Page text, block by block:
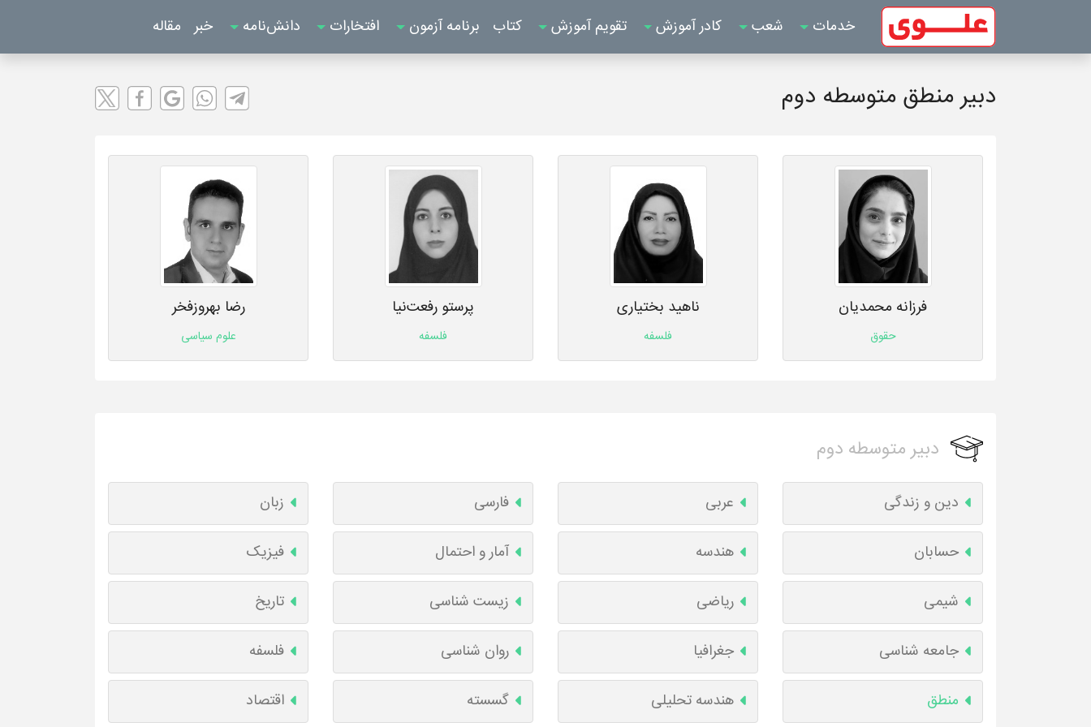
خدمات شعب کادر آموزش تقویم آموزش کتاب برنامه آزمون افتخارات دانش‌نامه خبر مقاله
دبیر منطق متوسطه دوم
فرزانه محمدیان
حقوق
ناهید بختیاری
فلسفه
پرستو رفعت‌نیا
فلسفه
رضا بهروزفخر
علوم سیاسی
دبیر متوسطه دوم
دین و زندگی عربی فارسی زبان
حسابان هندسه آمار و احتمال فیزیک
شیمی ریاضی زیست شناسی تاریخ
جامعه شناسی جغرافیا روان شناسی فلسفه
منطق هندسه تحلیلی گسسته اقتصاد